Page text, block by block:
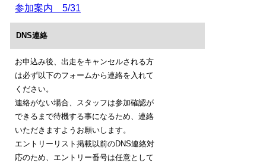
参加案内 5/31
DNS連絡
お申込み後、出走をキャンセルされる方
は必ず以下のフォームから連絡を入れて
ください。
連絡がない場合、スタッフは参加確認が
できるまで待機する事になるため、連絡
いただきますようお願いします。
エントリーリスト掲載以前のDNS連絡対
応のため、エントリー番号は任意として